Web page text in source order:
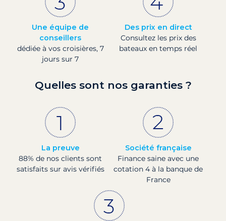
Une équipe de
conseillers
dédiée à vos croisières, 7
jours sur 7
Des prix en direct
Consultez les prix des
bateaux en temps réel
Quelles sont nos garanties ?
La preuve
88% de nos clients sont
satisfaits sur avis vérifiés
Société française
Finance saine avec une
cotation 4 à la banque de
France